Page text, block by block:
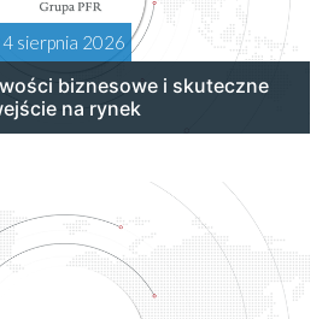
4 sierpnia 2026
biznesowe i skuteczne
na rynek